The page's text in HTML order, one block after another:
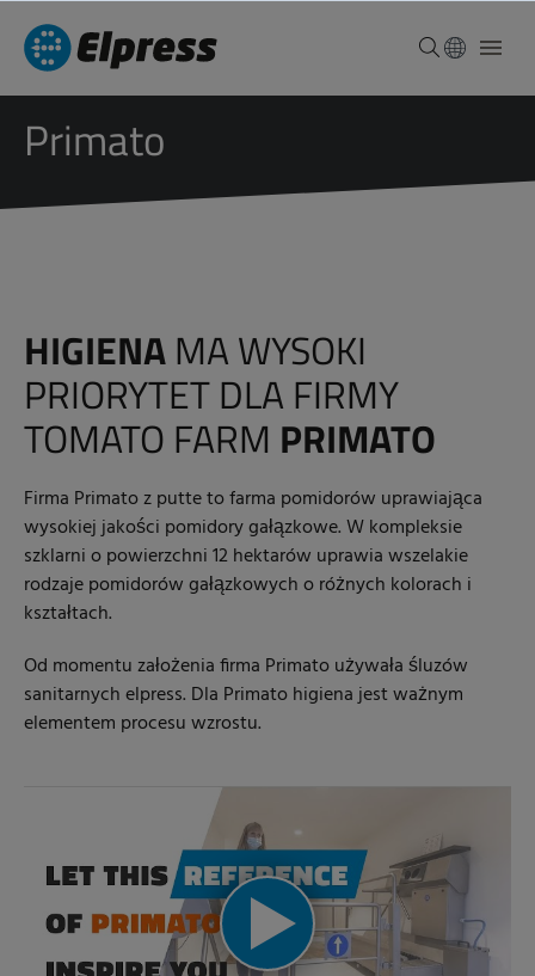
Primato
HIGIENAMA WYSOKI
PRIORYTET DLA FIRMY
TOMATO FARM PRIMATO
Firma Primato z putte to farma pomidorów uprawiająca
wysokiej jakości pomidory gałązkowe. W kompleksie
szklarni o powierzchni 12 hektarów uprawia wszelakie
rodzaje pomidorów gałązkowych o różnych kolorach i
kształtach.
Od momentu założenia firma Primato używała śluzów
sanitarnych elpress. Dla Primato higiena jest ważnym
elementem procesu wzrostu.